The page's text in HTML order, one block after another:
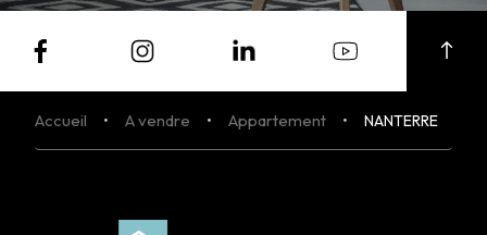
Accueil A vendre Appartement NANTERRE